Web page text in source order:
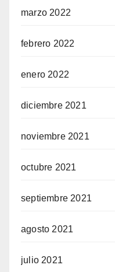
marzo 2022
febrero 2022
enero 2022
diciembre 2021
noviembre 2021
octubre 2021
septiembre 2021
agosto 2021
julio 2021